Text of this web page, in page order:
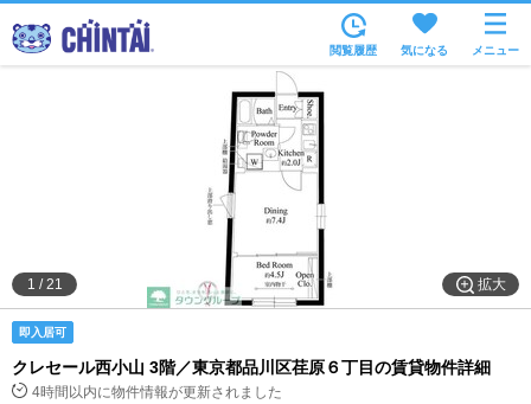
沿線・駅から
住所から
家賃相場から
通勤通学時間から
物件特集から
不動産会社から
閲覧履歴 気になる メニュー
拡大
1 /21
即入居可
クレセール西小山 3階／東京都品川区荏原６丁目の賃貸物件詳細
4時間以内に物件情報が更新されました